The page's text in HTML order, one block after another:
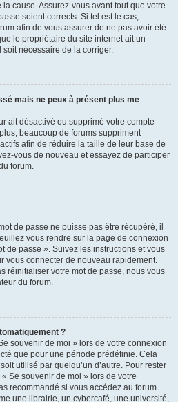
cause. Assurez-vous avant tout que votre
soient corrects. Si tel est le cas,
afin de vous assurer de ne pas avoir été
le propriétaire du site internet ait un
soit nécessaire de la corriger.
mais ne peux à présent plus me
ait désactivé ou supprimé votre compte
beaucoup de forums suppriment
afin de réduire la taille de leur base de
vous de nouveau et essayez de participer
forum.
de passe ne puisse pas être récupéré, il
vous rendre sur la page de connexion
de passe ». Suivez les instructions et vous
vous connecter de nouveau rapidement.
réinitialiser votre mot de passe, nous vous
du forum.
?
souvenir de moi » lors de votre connexion
que pour une période prédéfinie. Cela
utilisé par quelqu’un d’autre. Pour rester
Se souvenir de moi » lors de votre
recommandé si vous accédez au forum
une librairie, un cybercafé, une université,